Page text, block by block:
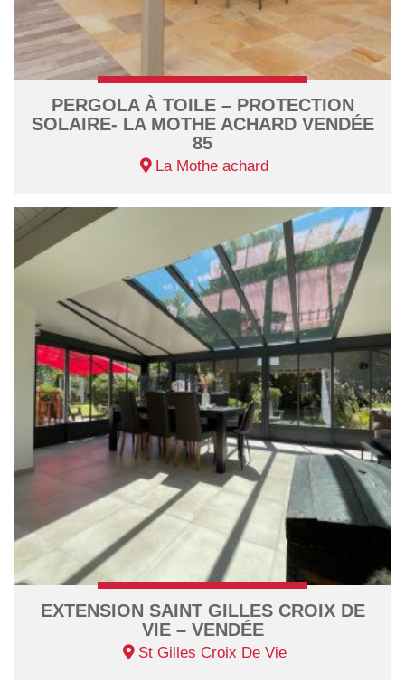
PERGOLA À TOILE – PROTECTION
SOLAIRE- LA MOTHE ACHARD VENDÉE
85
La Mothe achard
EXTENSION SAINT GILLES CROIX DE
VIE – VENDÉE
St Gilles Croix De Vie